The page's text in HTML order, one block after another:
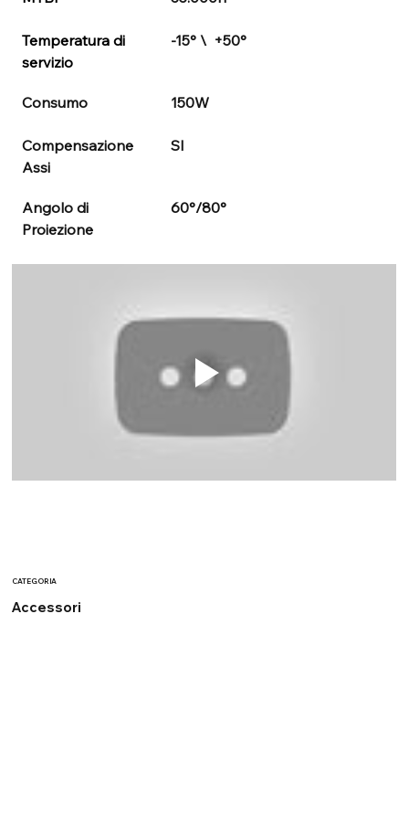
Temperatura di
servizio
-15° \  +50°
Consumo 150W
Compensazione
Assi
SI
Angolo di
Proiezione
60°/80°
CATEGORIA
Accessori